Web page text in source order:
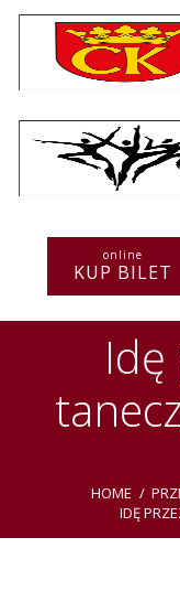
online
KUP BILET
Idę
HOME
IDĘ
Repertuar
Warsztaty
Kurs instruktorski
Sprawozdania